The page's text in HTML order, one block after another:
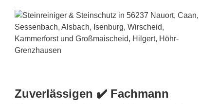
Zuverlässigen ✔️ Fachmann